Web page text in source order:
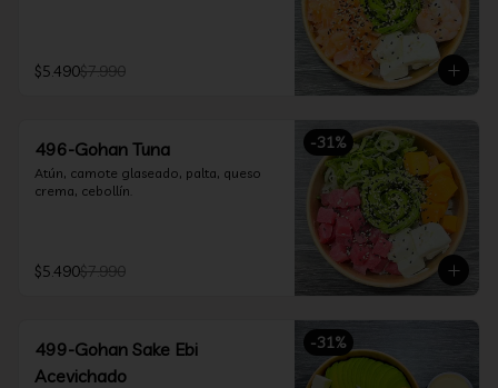
$5.490$7.990
-31%
496-Gohan Tuna
Atún, camote glaseado, palta, queso
crema, cebollín.
$5.490$7.990
-31%
499-Gohan Sake Ebi
Acevichado